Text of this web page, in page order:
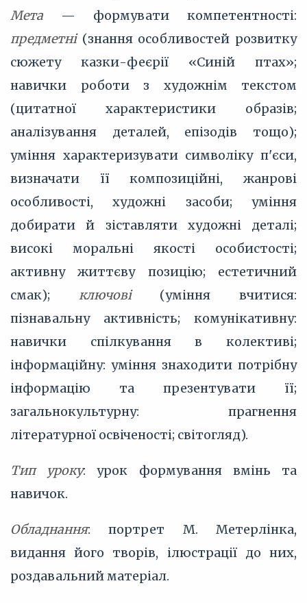
Мета — формувати компетентності:
предметні(знання особливостей розвитку
сюжету казки-феєрії «Синій птах»;
навички роботи з художнім текстом
(цитатної характеристики образів;
аналізування деталей, епізодів тощо);
уміння характеризувати символіку п'єси,
визначати її композиційні, жанрові
особливості, художні засоби; уміння
добирати й зіставляти художні деталі;
високі моральні якості особистості;
активну життєву позицію; естетичний
смак); ключові(уміння вчитися:
пізнавальну активність; комунікативну:
навички спілкування в колективі;
інформаційну: уміння знаходити потрібну
інформацію та презентувати її;
загальнокультурну: прагнення
літературної освіченості; світогляд).
Тип уроку: урок формування вмінь та
навичок.
Обладнання: портрет М. Метерлінка,
видання його творів, ілюстрації до них,
роздавальний матеріал.